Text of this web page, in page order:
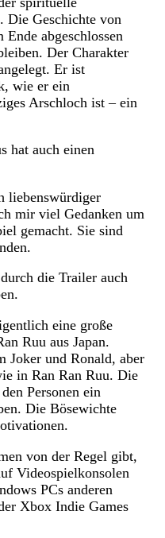
Die Geschichte von
abgeschlossen
Der Charakter
Er ist
wie er ein
Arschloch ist – ein
hat auch einen
liebenswürdiger
mir viel Gedanken um
gemacht. Sie sind
die Trailer auch
eine große
Ruu aus Japan.
Joker und Ronald, aber
in Ran Ran Ruu. Die
Personen ein
Die Bösewichte
von der Regel gibt,
Videospielkonsolen
PCs anderen
Xbox Indie Games